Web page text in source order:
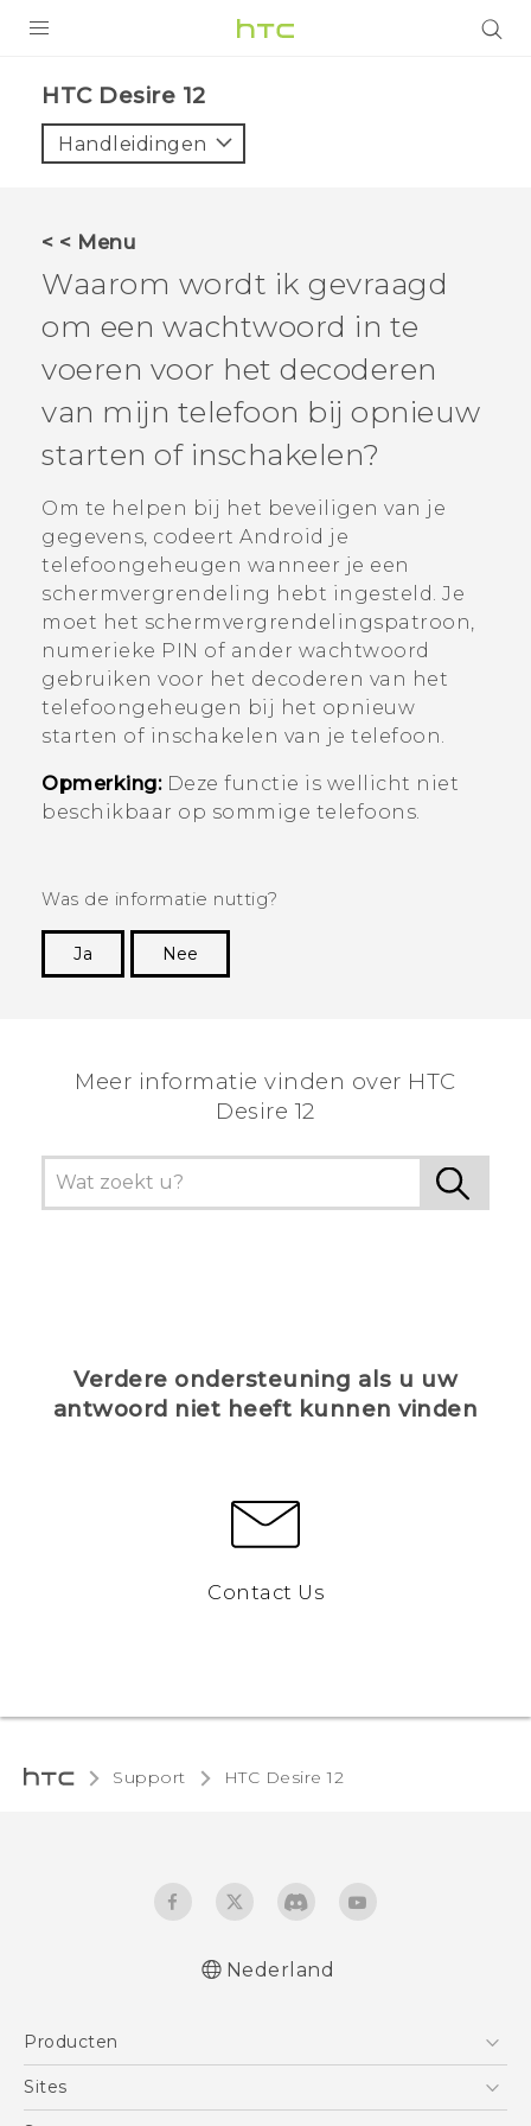
VIVE
AANBIEDINGEN
HTC Club
SUPPORT
HTC-apparaten & -accessoires
VIVERSE
HTC Desire 12‎
Handleidingen
< < Menu
Waarom wordt ik gevraagd
om een wachtwoord in te
voeren voor het decoderen
van mijn telefoon bij opnieuw
starten of inschakelen?
Om te helpen bij het beveiligen van je
gegevens, codeert Android je
telefoongeheugen wanneer je een
schermvergrendeling hebt ingesteld. Je
moet het schermvergrendelingspatroon,
numerieke PIN of ander wachtwoord
gebruiken voor het decoderen van het
telefoongeheugen bij het opnieuw
starten of inschakelen van je telefoon.
Opmerking:Deze functie is wellicht niet
beschikbaar op sommige telefoons.
Was de informatie nuttig?
Ja
Nee
Meer informatie vinden over HTC
Desire 12
Verdere ondersteuning als u uw
antwoord niet heeft kunnen vinden
Contact Us
Support HTC Desire 12‎
Nederlands - Gebruikershandleiding
wettelijke voorschriften
Nederland
Producten
Telefoons
Sites